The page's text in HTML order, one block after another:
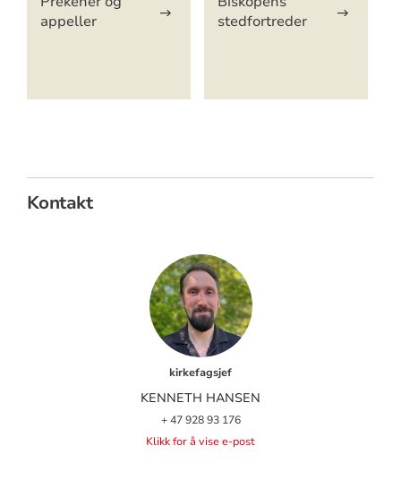
appeller
stedfortreder
Kontakt
kirkefagsjef
KENNETH HANSEN
+ 47 928 93 176
Klikk for å vise e-post